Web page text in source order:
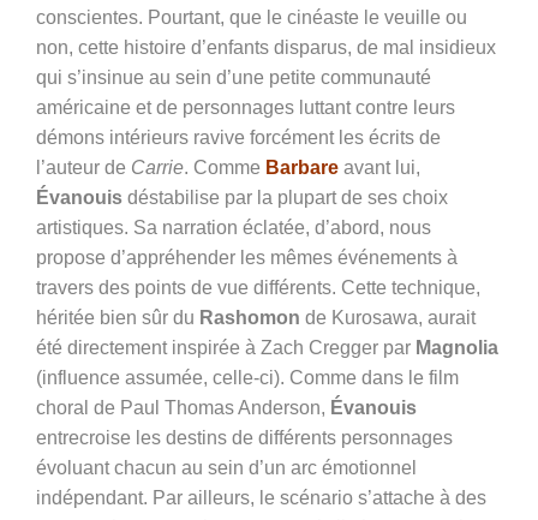
conscientes. Pourtant, que le cinéaste le veuille ou
non, cette histoire d’enfants disparus, de mal insidieux
qui s’insinue au sein d’une petite communauté
américaine et de personnages luttant contre leurs
démons intérieurs ravive forcément les écrits de
l’auteur de Carrie. Comme Barbare avant lui,
Évanouis déstabilise par la plupart de ses choix
artistiques. Sa narration éclatée, d’abord, nous
propose d’appréhender les mêmes événements à
travers des points de vue différents. Cette technique,
héritée bien sûr du Rashomon de Kurosawa, aurait
été directement inspirée à Zach Cregger par Magnolia
(influence assumée, celle-ci). Comme dans le film
choral de Paul Thomas Anderson, Évanouis
entrecroise les destins de différents personnages
évoluant chacun au sein d’un arc émotionnel
indépendant. Par ailleurs, le scénario s’attache à des